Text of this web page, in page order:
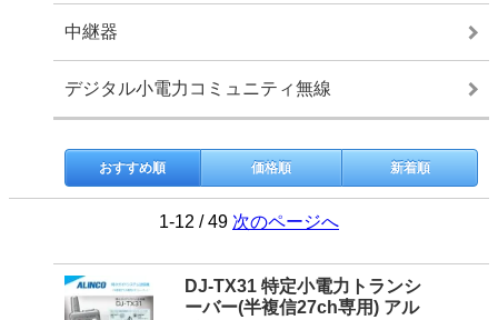
中継器
デジタル小電力コミュニティ無線
おすすめ順 価格順 新着順
1-12 / 49 次のページへ
DJ-TX31 特定小電力トランシ
ーバー(半複信27ch専用) アル